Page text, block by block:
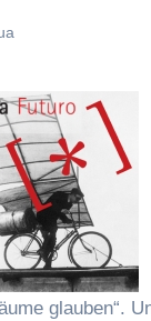
glauben“.